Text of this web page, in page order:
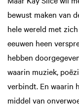
bewust maken van
hele wereld met
eeuwen heen
hebben
waarin muziek,
verbindt. En waarin
middel van